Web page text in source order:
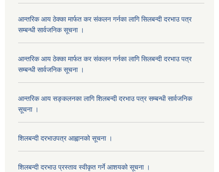
आन्तरिक आय ठेक्का मार्फत कर संकलन गर्नका लागि सिलबन्दी दरभाउ पत्र
सम्बन्धी सार्वजनिक सूचना ।
आन्तरिक आय ठेक्का मार्फत कर संकलन गर्नका लागि सिलबन्दी दरभाउ पत्र
सम्बन्धी सार्वजनिक सूचना ।
आन्तरिक आय सङ्कलनका लागि शिलबन्दी दरभाउ पत्र सम्बन्धी सार्वजनिक
सूचना ।
शिलबन्दी दरभाउपत्र आह्वानको सूचना ।
शिलबन्दी दरभाउ प्रस्ताव स्वीकृत गर्ने आशयको सूचना ।